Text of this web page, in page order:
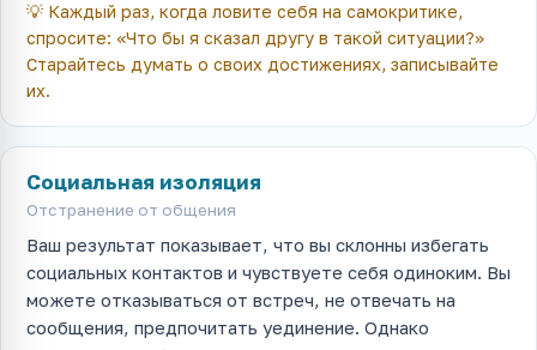
💡 Каждый раз, когда ловите себя на самокритике,
спросите: «Что бы я сказал другу в такой ситуации?»
Старайтесь думать о своих достижениях, записывайте
их.
Социальная изоляция
Отстранение от общения
Ваш результат показывает, что вы склонны избегать
социальных контактов и чувствуете себя одиноким. Вы
можете отказываться от встреч, не отвечать на
сообщения, предпочитать уединение. Однако